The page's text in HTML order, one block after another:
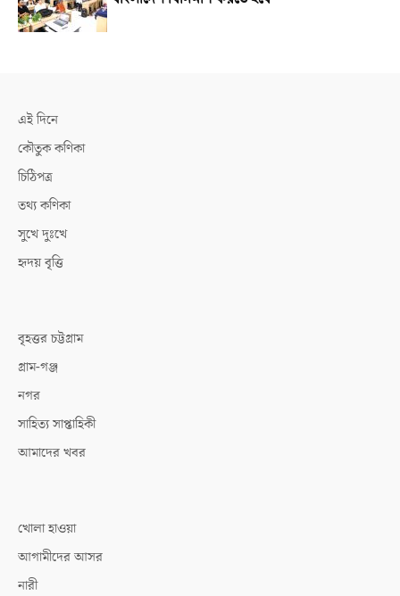
এই দিনে
কৌতুক কণিকা
চিঠিপত্র
তথ্য কণিকা
সুখে দুঃখে
হৃদয় বৃত্তি
বৃহত্তর চট্টগ্রাম
গ্রাম-গঞ্জ
নগর
সাহিত্য সাপ্তাহিকী
আমাদের খবর
খোলা হাওয়া
আগামীদের আসর
নারী